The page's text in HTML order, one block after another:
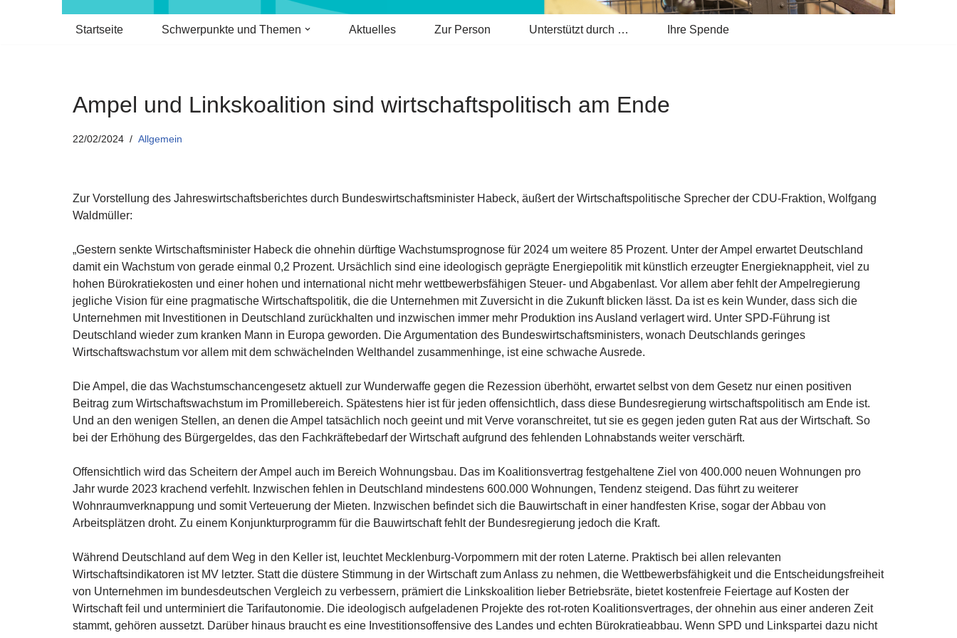
Startseite Schwerpunkte und Themen Aktuelles Zur Person Unterstützt durch … Ihre Spende
Ampel und Linkskoalition sind wirtschaftspolitisch am Ende
22/02/2024 Allgemein
Zur Vorstellung des Jahreswirtschaftsberichtes durch Bundeswirtschaftsminister Habeck, äußert der Wirtschaftspolitische Sprecher der CDU-Fraktion, Wolfgang
Waldmüller:
„Gestern senkte Wirtschaftsminister Habeck die ohnehin dürftige Wachstumsprognose für 2024 um weitere 85 Prozent. Unter der Ampel erwartet Deutschland
damit ein Wachstum von gerade einmal 0,2 Prozent. Ursächlich sind eine ideologisch geprägte Energiepolitik mit künstlich erzeugter Energieknappheit, viel zu
hohen Bürokratiekosten und einer hohen und international nicht mehr wettbewerbsfähigen Steuer- und Abgabenlast. Vor allem aber fehlt der Ampelregierung
jegliche Vision für eine pragmatische Wirtschaftspolitik, die die Unternehmen mit Zuversicht in die Zukunft blicken lässt. Da ist es kein Wunder, dass sich die
Unternehmen mit Investitionen in Deutschland zurückhalten und inzwischen immer mehr Produktion ins Ausland verlagert wird. Unter SPD-Führung ist
Deutschland wieder zum kranken Mann in Europa geworden. Die Argumentation des Bundeswirtschaftsministers, wonach Deutschlands geringes
Wirtschaftswachstum vor allem mit dem schwächelnden Welthandel zusammenhinge, ist eine schwache Ausrede.
Die Ampel, die das Wachstumschancengesetz aktuell zur Wunderwaffe gegen die Rezession überhöht, erwartet selbst von dem Gesetz nur einen positiven
Beitrag zum Wirtschaftswachstum im Promillebereich. Spätestens hier ist für jeden offensichtlich, dass diese Bundesregierung wirtschaftspolitisch am Ende ist.
Und an den wenigen Stellen, an denen die Ampel tatsächlich noch geeint und mit Verve voranschreitet, tut sie es gegen jeden guten Rat aus der Wirtschaft. So
bei der Erhöhung des Bürgergeldes, das den Fachkräftebedarf der Wirtschaft aufgrund des fehlenden Lohnabstands weiter verschärft.
Offensichtlich wird das Scheitern der Ampel auch im Bereich Wohnungsbau. Das im Koalitionsvertrag festgehaltene Ziel von 400.000 neuen Wohnungen pro
Jahr wurde 2023 krachend verfehlt. Inzwischen fehlen in Deutschland mindestens 600.000 Wohnungen, Tendenz steigend. Das führt zu weiterer
Wohnraumverknappung und somit Verteuerung der Mieten. Inzwischen befindet sich die Bauwirtschaft in einer handfesten Krise, sogar der Abbau von
Arbeitsplätzen droht. Zu einem Konjunkturprogramm für die Bauwirtschaft fehlt der Bundesregierung jedoch die Kraft.
Während Deutschland auf dem Weg in den Keller ist, leuchtet Mecklenburg-Vorpommern mit der roten Laterne. Praktisch bei allen relevanten
Wirtschaftsindikatoren ist MV letzter. Statt die düstere Stimmung in der Wirtschaft zum Anlass zu nehmen, die Wettbewerbsfähigkeit und die Entscheidungsfreiheit
von Unternehmen im bundesdeutschen Vergleich zu verbessern, prämiert die Linkskoalition lieber Betriebsräte, bietet kostenfreie Feiertage auf Kosten der
Wirtschaft feil und unterminiert die Tarifautonomie. Die ideologisch aufgeladenen Projekte des rot-roten Koalitionsvertrages, der ohnehin aus einer anderen Zeit
stammt, gehören aussetzt. Darüber hinaus braucht es eine Investitionsoffensive des Landes und echten Bürokratieabbau. Wenn SPD und Linkspartei dazu nicht